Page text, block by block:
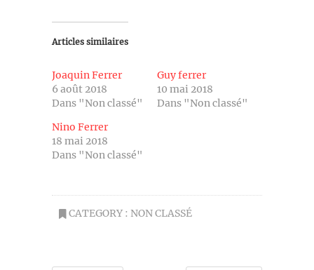
Articles similaires
Joaquin Ferrer
6 août 2018
Dans "Non classé"
Guy ferrer
10 mai 2018
Dans "Non classé"
Nino Ferrer
18 mai 2018
Dans "Non classé"
CATEGORY : NON CLASSÉ